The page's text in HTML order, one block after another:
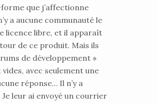
que j’affectionne
a aucune communauté le
licence libre, et il apparaît
de ce produit. Mais ils
de développement »
avec seulement une
réponse… Il n’y a
Je leur ai envoyé un courrier